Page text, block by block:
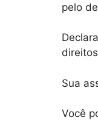
pelo
Sua
Você